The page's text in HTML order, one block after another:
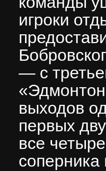
игроки
— с
выходов
первых
все
соперника